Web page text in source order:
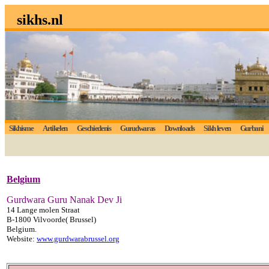
sikhs.nl
Sikhisme Artikelen Geschiedenis Gurudwaras Downloads Sikh leven Gurbani
Belgium
Gurdwara Guru Nanak Dev Ji
14 Lange molen Straat
B-1800 Vilvoorde( Brussel)
Belgium.
Website: www.gurdwarabrussel.org